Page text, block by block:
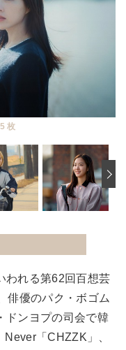
枚
われる第62回百想芸
俳優のパク・ボゴム
ドンヨプの司会で韓
「CHZZK」、